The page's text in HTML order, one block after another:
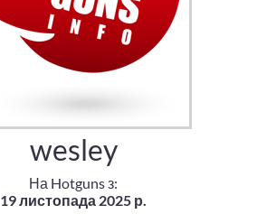
wesley
На Hotguns з:
19 листопада 2025 р.